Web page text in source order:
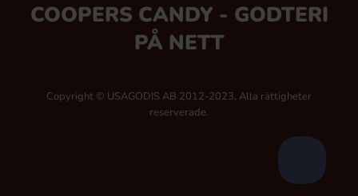
COOPERS CANDY - GODTERI
PÅ NETT
Copyright © USAGODIS AB 2012-2023, Alla rättigheter
reserverade.